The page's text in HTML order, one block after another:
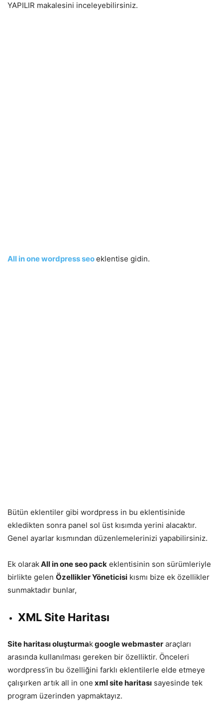
YAPILIR makalesini inceleyebilirsiniz.
All in one wordpress seoeklentise gidin.
Bütün eklentiler gibi wordpress in bu eklentisinide
ekledikten sonra panel sol üst kısımda yerini alacaktır.
Genel ayarlar kısmından düzenlemelerinizi yapabilirsiniz.
Ek olarakAll in one seo pack eklentisinin son sürümleriyle
birlikte gelen Özellikler Yöneticisi kısmı bize ek özellikler
sunmaktadır bunlar,
XML Site Haritası
Site haritası oluşturmakgoogle webmaster araçları
arasında kullanılması gereken bir özelliktir. Önceleri
wordpress’in bu özelliğini farklı eklentilerle elde etmeye
çalışırken artık all in one xml site haritası sayesinde tek
program üzerinden yapmaktayız.